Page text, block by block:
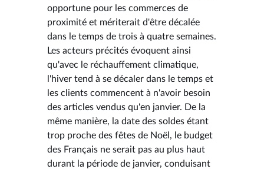
opportune pour les commerces de
proximité et mériterait d'être décalée
dans le temps de trois à quatre semaines.
Les acteurs précités évoquent ainsi
qu'avec le réchauffement climatique,
l'hiver tend à se décaler dans le temps et
les clients commencent à n'avoir besoin
des articles vendus qu'en janvier. De la
même manière, la date des soldes étant
trop proche des fêtes de Noël, le budget
des Français ne serait pas au plus haut
durant la période de janvier, conduisant